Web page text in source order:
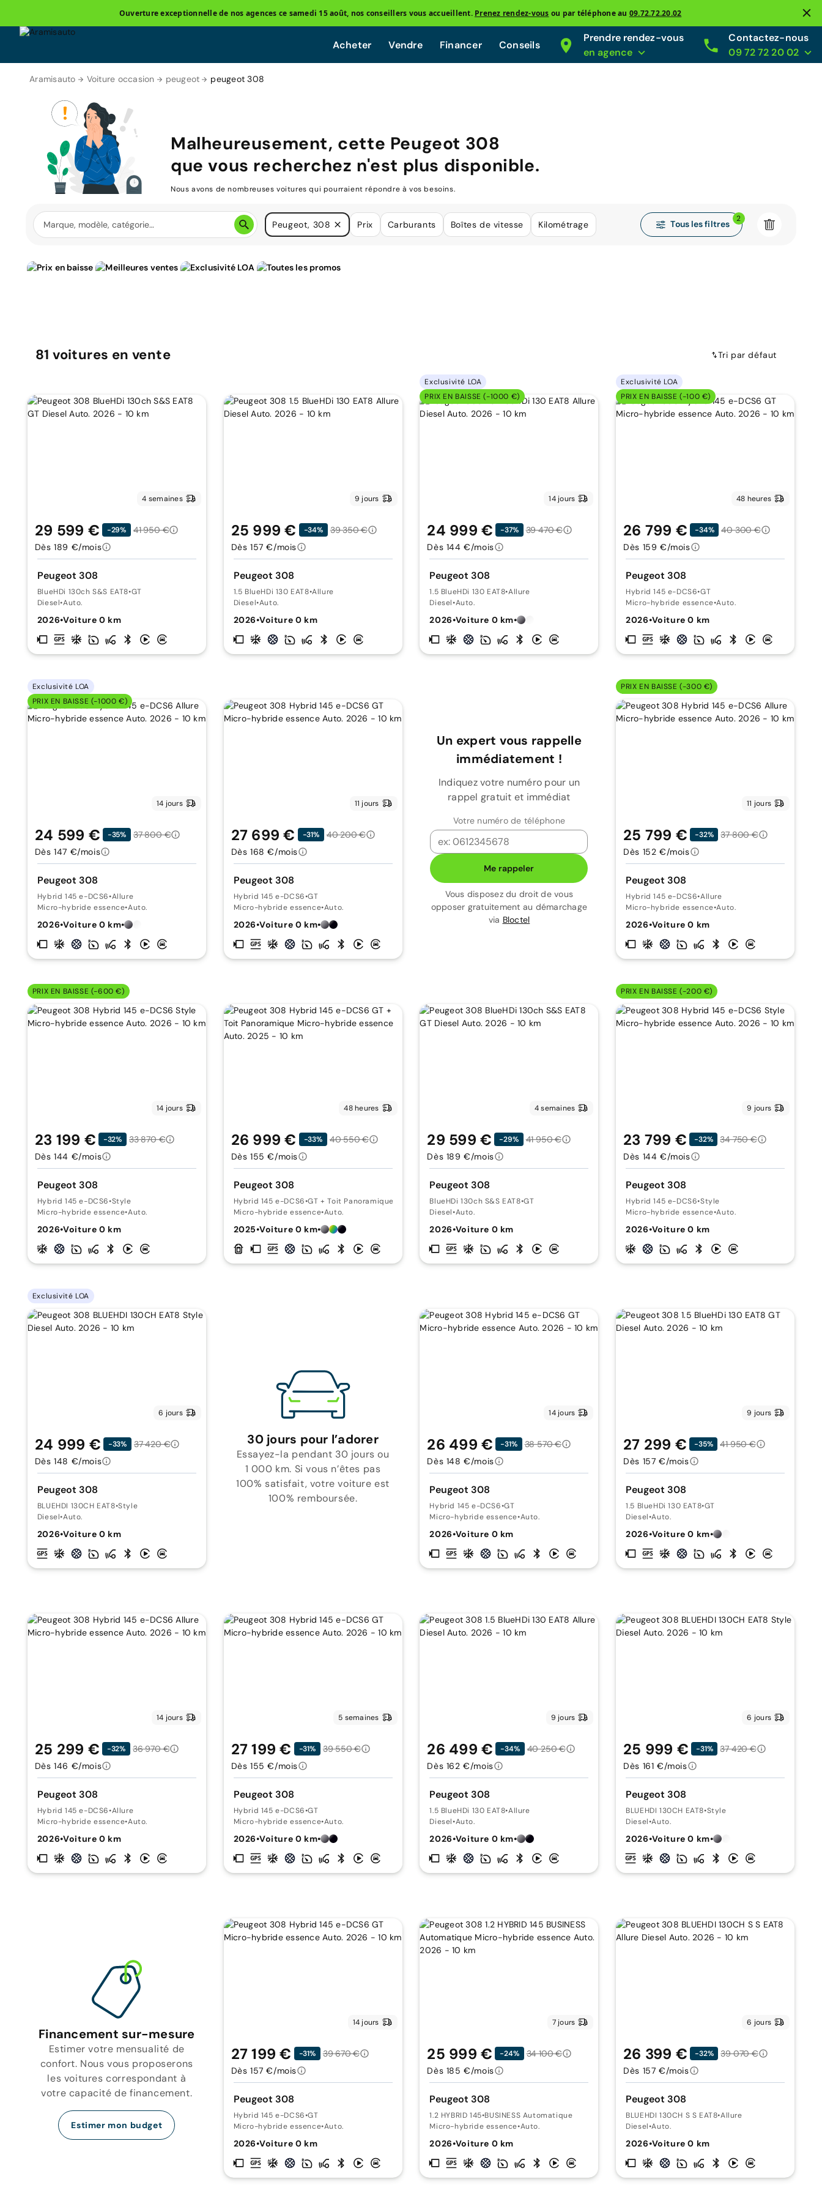
Ouverture exceptionnelle de nos agences ce samedi 15 août, nos conseillers vous accueillent. Prenez rendez-vous ou par téléphone au 09.72.72.20.02
Acheter Vendre Financer Conseils
Prendre rendez-vous
en agence
Contactez-nous
09 72 72 20 02
Aramisauto Voiture occasion peugeot peugeot 308
Malheureusement, cette Peugeot 308
que vous recherchez n'est plus disponible.
Nous avons de nombreuses voitures qui pourraient répondre à vos besoins.
Peugeot, 308 Prix Carburants Boîtes de vitesse Kilométrage Tous les filtres
2
81voitures en vente Tri par défaut
4 semaines
Peugeot 308
BlueHDi 130ch S&S EAT8•GT
Diesel•Auto.
2026•Voiture 0 km
29 599 € -29%
41 950 €
Dès 189 €/mois
9 jours
Peugeot 308
1.5 BlueHDi 130 EAT8•Allure
Diesel•Auto.
2026•Voiture 0 km
25 999 € -34%
39 350 €
Dès 157 €/mois
Exclusivité LOA
PRIX EN BAISSE (-1000 €)
14 jours
Peugeot 308
1.5 BlueHDi 130 EAT8•Allure
Diesel•Auto.
2026•Voiture 0 km•
24 999 € -37%
39 470 €
Dès 144 €/mois
Exclusivité LOA
PRIX EN BAISSE (-100 €)
48 heures
Peugeot 308
Hybrid 145 e-DCS6•GT
Micro-hybride essence•Auto.
2026•Voiture 0 km
26 799 € -34%
40 300 €
Dès 159 €/mois
Exclusivité LOA
PRIX EN BAISSE (-1000 €)
14 jours
Peugeot 308
Hybrid 145 e-DCS6•Allure
Micro-hybride essence•Auto.
2026•Voiture 0 km•
24 599 € -35%
37 800 €
Dès 147 €/mois
11 jours
Peugeot 308
Hybrid 145 e-DCS6•GT
Micro-hybride essence•Auto.
2026•Voiture 0 km•
27 699 € -31%
40 200 €
Dès 168 €/mois
Un expert vous rappelle
immédiatement !
Indiquez votre numéro pour un
rappel gratuit et immédiat
Votre numéro de téléphone
Me rappeler
Vous disposez du droit de vous
opposer gratuitement au démarchage
via Bloctel
PRIX EN BAISSE (-300 €)
11 jours
Peugeot 308
Hybrid 145 e-DCS6•Allure
Micro-hybride essence•Auto.
2026•Voiture 0 km
25 799 € -32%
37 800 €
Dès 152 €/mois
PRIX EN BAISSE (-600 €)
14 jours
Peugeot 308
Hybrid 145 e-DCS6•Style
Micro-hybride essence•Auto.
2026•Voiture 0 km
23 199 € -32%
33 870 €
Dès 144 €/mois
48 heures
Peugeot 308
Hybrid 145 e-DCS6•GT + Toit Panoramique
Micro-hybride essence•Auto.
2025•Voiture 0 km•
26 999 € -33%
40 550 €
Dès 155 €/mois
4 semaines
Peugeot 308
BlueHDi 130ch S&S EAT8•GT
Diesel•Auto.
2026•Voiture 0 km
29 599 € -29%
41 950 €
Dès 189 €/mois
PRIX EN BAISSE (-200 €)
9 jours
Peugeot 308
Hybrid 145 e-DCS6•Style
Micro-hybride essence•Auto.
2026•Voiture 0 km
23 799 € -32%
34 750 €
Dès 144 €/mois
Exclusivité LOA
6 jours
Peugeot 308
BLUEHDI 130CH EAT8•Style
Diesel•Auto.
2026•Voiture 0 km
24 999 € -33%
37 420 €
Dès 148 €/mois
30 jours pour l’adorer
Essayez-la pendant 30 jours ou
1 000 km. Si vous n’êtes pas
100% satisfait, votre voiture est
100% remboursée.
14 jours
Peugeot 308
Hybrid 145 e-DCS6•GT
Micro-hybride essence•Auto.
2026•Voiture 0 km
26 499 € -31%
38 570 €
Dès 148 €/mois
9 jours
Peugeot 308
1.5 BlueHDi 130 EAT8•GT
Diesel•Auto.
2026•Voiture 0 km•
27 299 € -35%
41 950 €
Dès 157 €/mois
14 jours
Peugeot 308
Hybrid 145 e-DCS6•Allure
Micro-hybride essence•Auto.
2026•Voiture 0 km
25 299 € -32%
36 970 €
Dès 146 €/mois
5 semaines
Peugeot 308
Hybrid 145 e-DCS6•GT
Micro-hybride essence•Auto.
2026•Voiture 0 km•
27 199 € -31%
39 550 €
Dès 155 €/mois
9 jours
Peugeot 308
1.5 BlueHDi 130 EAT8•Allure
Diesel•Auto.
2026•Voiture 0 km•
26 499 € -34%
40 250 €
Dès 162 €/mois
6 jours
Peugeot 308
BLUEHDI 130CH EAT8•Style
Diesel•Auto.
2026•Voiture 0 km•
25 999 € -31%
37 420 €
Dès 161 €/mois
Financement sur-mesure
Estimer votre mensualité de
confort. Nous vous proposerons
les voitures correspondant à
votre capacité de financement.
Estimer mon budget
14 jours
Peugeot 308
Hybrid 145 e-DCS6•GT
Micro-hybride essence•Auto.
2026•Voiture 0 km
27 199 € -31%
39 670 €
Dès 157 €/mois
7 jours
Peugeot 308
1.2 HYBRID 145•BUSINESS Automatique
Micro-hybride essence•Auto.
2026•Voiture 0 km
25 999 € -24%
34 100 €
Dès 185 €/mois
6 jours
Peugeot 308
BLUEHDI 130CH S S EAT8•Allure
Diesel•Auto.
2026•Voiture 0 km
26 399 € -32%
39 070 €
Dès 157 €/mois